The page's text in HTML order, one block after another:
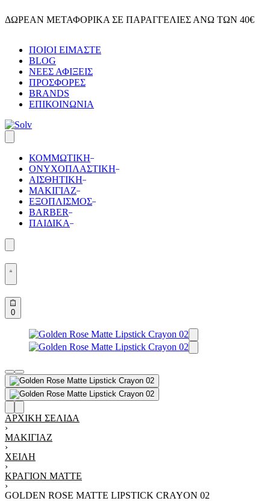
to
ΔΩΡΕΑΝ ΜΕΤΑΦΟΡΙΚΑ ΣΕ ΠΑΡΑΓΓΕΛΙΕΣ ΑΝΩ ΤΩΝ 40€
ΠΟΙΟΙ ΕΙΜΑΣΤΕ
BLOG
ΝΕΕΣ ΑΦΙΞΕΙΣ
ΠΡΟΣΦΟΡΕΣ
BRANDS
ΕΠΙΚΟΙΝΩΝΙΑ
ΚΟΜΜΩΤΙΚΗ
ΟΝΥΧΟΠΛΑΣΤΙΚΗ
ΑΙΣΘΗΤΙΚΗ
ΜΑΚΙΓΙΑΖ
ΕΞΟΠΛΙΣΜΟΣ
BARBER
ΠΑΙΔΙΚΑ
Search
open
Open
details
0Open
cart
ΑΡΧΙΚΉ ΣΕΛΊΔΑ
›
ΜΑΚΙΓΙΆΖ
›
ΧΕΊΛΗ
›
ΚΡΑΓΙΌΝ MATTE
›
GOLDEN ROSE MATTE LIPSTICK CRAYON 02